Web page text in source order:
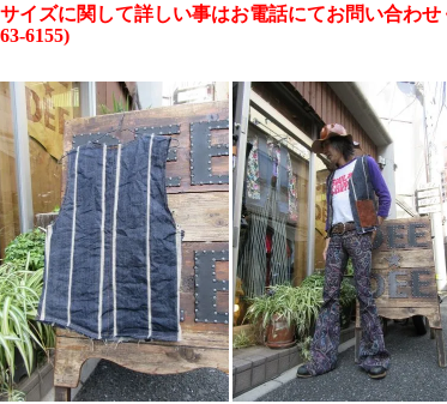
サイズに関して詳しい事はお電話にてお問い合わ
6155)